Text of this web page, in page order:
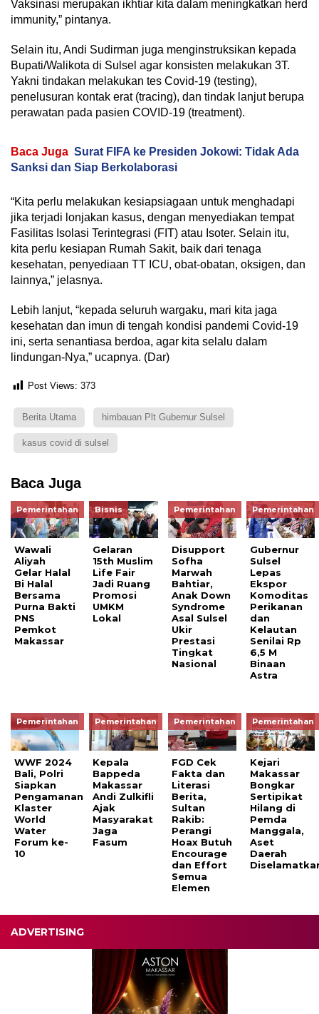
Vaksinasi merupakan ikhtiar kita dalam meningkatkan herd
immunity,” pintanya.
Selain itu, Andi Sudirman juga menginstruksikan kepada
Bupati/Walikota di Sulsel agar konsisten melakukan 3T.
Yakni tindakan melakukan tes Covid-19 (testing),
penelusuran kontak erat (tracing), dan tindak lanjut berupa
perawatan pada pasien COVID-19 (treatment).
Baca Juga Surat FIFA ke Presiden Jokowi: Tidak Ada
Sanksi dan Siap Berkolaborasi
“Kita perlu melakukan kesiapsiagaan untuk menghadapi
jika terjadi lonjakan kasus, dengan menyediakan tempat
Fasilitas Isolasi Terintegrasi (FIT) atau Isoter. Selain itu,
kita perlu kesiapan Rumah Sakit, baik dari tenaga
kesehatan, penyediaan TT ICU, obat-obatan, oksigen, dan
lainnya,” jelasnya.
Lebih lanjut, “kepada seluruh wargaku, mari kita jaga
kesehatan dan imun di tengah kondisi pandemi Covid-19
ini, serta senantiasa berdoa, agar kita selalu dalam
lindungan-Nya,” ucapnya. (Dar)
Post Views: 373
Berita Utama himbauan Plt Gubernur Sulsel
kasus covid di sulsel
Baca Juga
Pemerintahan
Wawali
Aliyah
Gelar Halal
Bi Halal
Bersama
Purna Bakti
PNS
Pemkot
Makassar
Bisnis
Gelaran
15th Muslim
Life Fair
Jadi Ruang
Promosi
UMKM
Lokal
Pemerintahan
Disupport
Sofha
Marwah
Bahtiar,
Anak Down
Syndrome
Asal Sulsel
Ukir
Prestasi
Tingkat
Nasional
Pemerintahan
Gubernur
Sulsel
Lepas
Ekspor
Komoditas
Perikanan
dan
Kelautan
Senilai Rp
6,5 M
Binaan
Astra
Pemerintahan
WWF 2024
Bali, Polri
Siapkan
Pengamanan
Klaster
World
Water
Forum ke-
10
Pemerintahan
Kepala
Bappeda
Makassar
Andi Zulkifli
Ajak
Masyarakat
Jaga
Fasum
Pemerintahan
FGD Cek
Fakta dan
Literasi
Berita,
Sultan
Rakib:
Perangi
Hoax Butuh
Encourage
dan Effort
Semua
Elemen
Pemerintahan
Kejari
Makassar
Bongkar
Sertipikat
Hilang di
Pemda
Manggala,
Aset
Daerah
ADVERTISING